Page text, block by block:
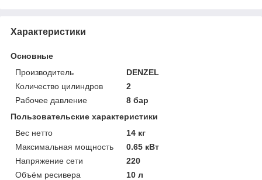
Характеристики
Основные
Производитель
DENZEL
Количество цилиндров
2
Рабочее давление
8 бар
Пользовательские характеристики
Вес нетто
14 кг
Максимальная мощность
0.65 кВт
Напряжение сети
220
Объём ресивера
10 л